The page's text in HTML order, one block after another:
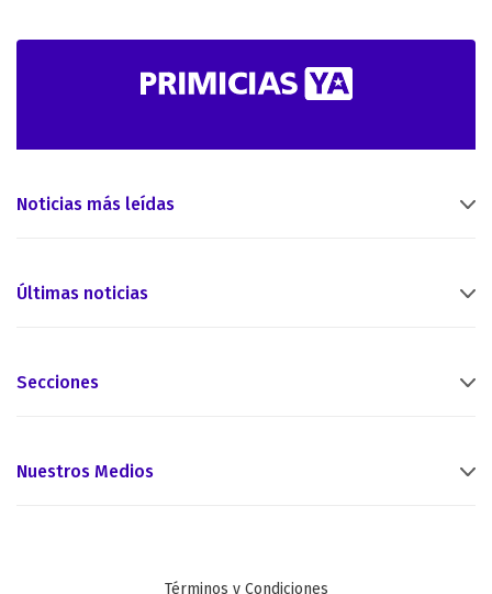
Noticias más leídas
Últimas noticias
Secciones
Nuestros Medios
Términos y Condiciones